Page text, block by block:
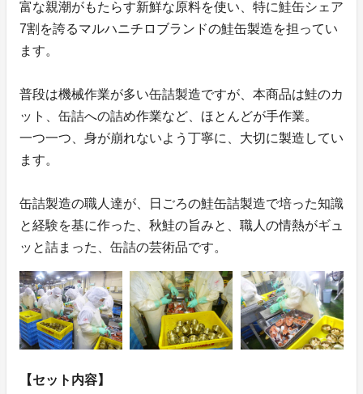
富な親潮がもたらす新鮮な原料を使い、特に鮭缶シェア
7割を誇るマルハニチロブランドの鮭缶製造を担ってい
ます。
普段は機械作業が多い缶詰製造ですが、本商品は鮭のカ
ット、缶詰への詰め作業など、ほとんどが手作業。
一つ一つ、身が崩れないよう丁寧に、大切に製造してい
ます。
缶詰製造の職人達が、日ごろの鮭缶詰製造で培った知識
と経験を基に作った、秋鮭の旨みと、職人の情熱がギュ
ッと詰まった、缶詰の芸術品です。
【セット内容】